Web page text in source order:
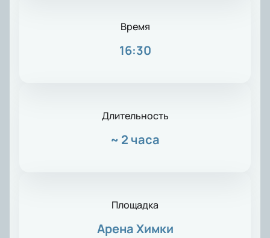
Время
16:30
Длительность
~ 2 часа
Площадка
Арена Химки